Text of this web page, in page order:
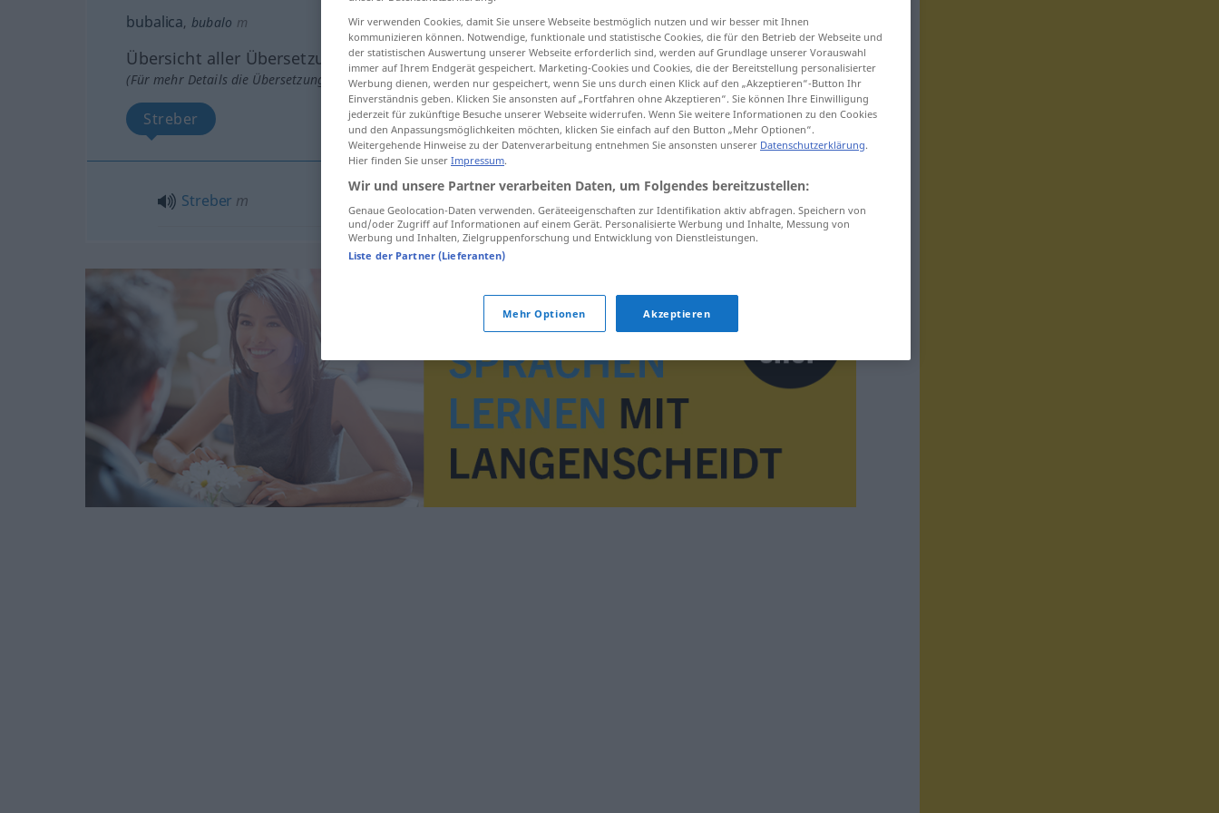
bubalica, bubalo m
Übersicht aller Übersetzungen
(Für mehr Details die Übersetzung anklicken/antippen)
Streber
Streber m
Wir verwenden Cookies, damit Sie unsere Webseite bestmöglich nutzen und wir besser mit Ihnen
kommunizieren können. Notwendige, funktionale und statistische Cookies, die für den Betrieb der Webseite und
der statistischen Auswertung unserer Webseite erforderlich sind, werden auf Grundlage unserer Vorauswahl
immer auf Ihrem Endgerät gespeichert. Marketing-Cookies und Cookies, die der Bereitstellung personalisierter
Werbung dienen, werden nur gespeichert, wenn Sie uns durch einen Klick auf den „Akzeptieren“-Button Ihr
Einverständnis geben. Klicken Sie ansonsten auf „Fortfahren ohne Akzeptieren“. Sie können Ihre Einwilligung
jederzeit für zukünftige Besuche unserer Webseite widerrufen. Wenn Sie weitere Informationen zu den Cookies
und den Anpassungsmöglichkeiten möchten, klicken Sie einfach auf den Button „Mehr Optionen“.
Weitergehende Hinweise zu der Datenverarbeitung entnehmen Sie ansonsten unserer Datenschutzerklärung.
Hier finden Sie unser Impressum.
Wir und unsere Partner verarbeiten Daten, um Folgendes bereitzustellen:
Genaue Geolocation-Daten verwenden. Geräteeigenschaften zur Identifikation aktiv abfragen. Speichern von
und/oder Zugriff auf Informationen auf einem Gerät. Personalisierte Werbung und Inhalte, Messung von
Werbung und Inhalten, Zielgruppenforschung und Entwicklung von Dienstleistungen.
Liste der Partner (Lieferanten)
Mehr Optionen Akzeptieren